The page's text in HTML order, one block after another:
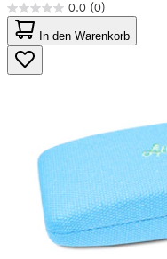
0.0 (0)
0.0
von
5
Sternen.
In den Warenkorb